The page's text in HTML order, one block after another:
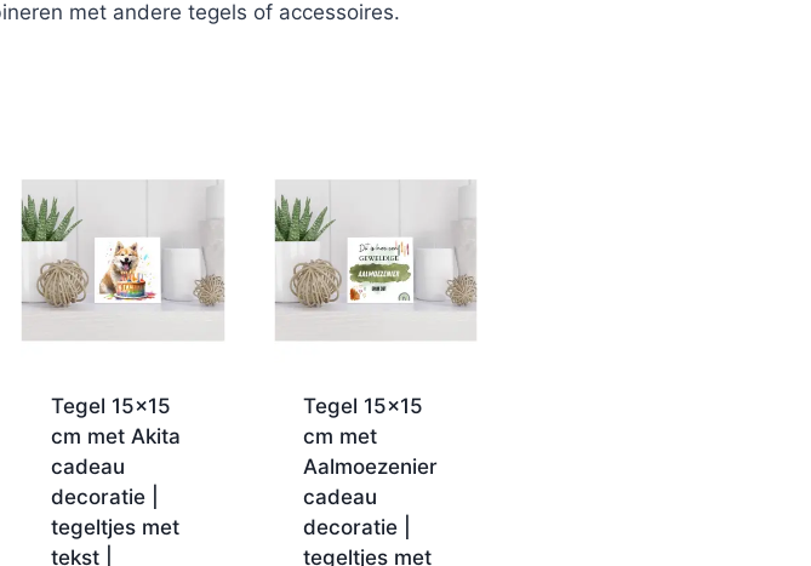
met andere tegels of accessoires.
Tegel 15×15
cm met Akita
cadeau
decoratie |
tegeltjes met
tekst |
Tegel 15×15
cm met
Aalmoezenier
cadeau
decoratie |
tegeltjes met